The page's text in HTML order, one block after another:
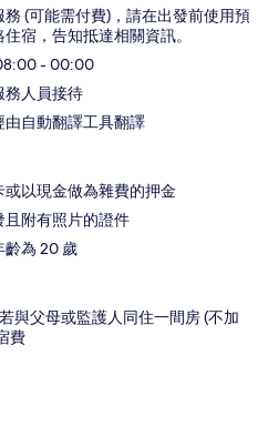
(可能需付費)，請在出發前使用預
宿，告知抵達相關資訊。
- 00:00
務人員接待
自動翻譯工具翻譯
以現金做為雜費的押金
附有照片的證件
齡為 20 歲
與父母或監護人同住一間房 (不加
費